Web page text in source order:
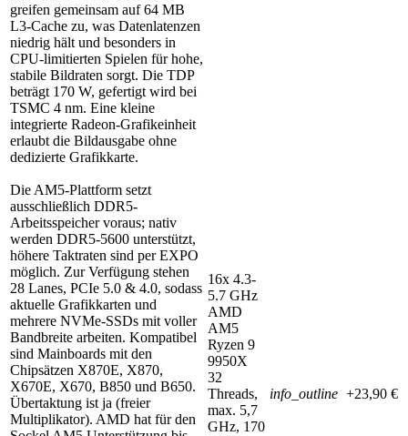
greifen gemeinsam auf 64 MB
L3-Cache zu, was Datenlatenzen
niedrig hält und besonders in
CPU-limitierten Spielen für hohe,
stabile Bildraten sorgt. Die TDP
beträgt 170 W, gefertigt wird bei
TSMC 4 nm. Eine kleine
integrierte Radeon-Grafikeinheit
erlaubt die Bildausgabe ohne
dedizierte Grafikkarte.
Die AM5-Plattform setzt
ausschließlich DDR5-
Arbeitsspeicher voraus; nativ
werden DDR5-5600 unterstützt,
höhere Taktraten sind per EXPO
möglich. Zur Verfügung stehen
28 Lanes, PCIe 5.0 & 4.0, sodass
aktuelle Grafikkarten und
mehrere NVMe-SSDs mit voller
Bandbreite arbeiten. Kompatibel
sind Mainboards mit den
Chipsätzen X870E, X870,
X670E, X670, B850 und B650.
Übertaktung ist ja (freier
Multiplikator). AMD hat für den
16x 4.3-
5.7 GHz
AMD
AM5
Ryzen 9
9950X
32
Threads,
max. 5,7
GHz, 170
info_outline +23,90 €